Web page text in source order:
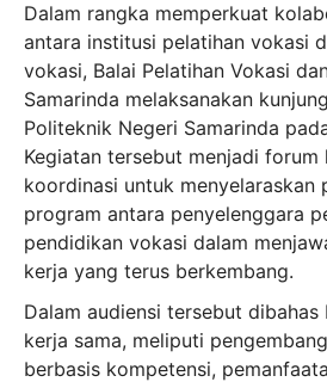
Dalam rangka memperkuat
antara institusi pelatihan vokasi
vokasi, Balai Pelatihan Vokasi
Samarinda melaksanakan
Politeknik Negeri Samarinda
Kegiatan tersebut menjadi forum
koordinasi untuk menyelaraskan
program antara penyelenggara
pendidikan vokasi dalam
kerja yang terus berkembang.
Dalam audiensi tersebut dibahas
kerja sama, meliputi
berbasis kompetensi,